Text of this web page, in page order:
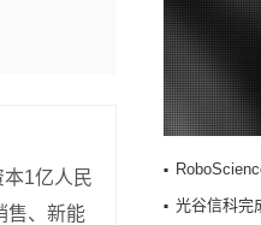
1亿人民
售、新能
光谷信科完